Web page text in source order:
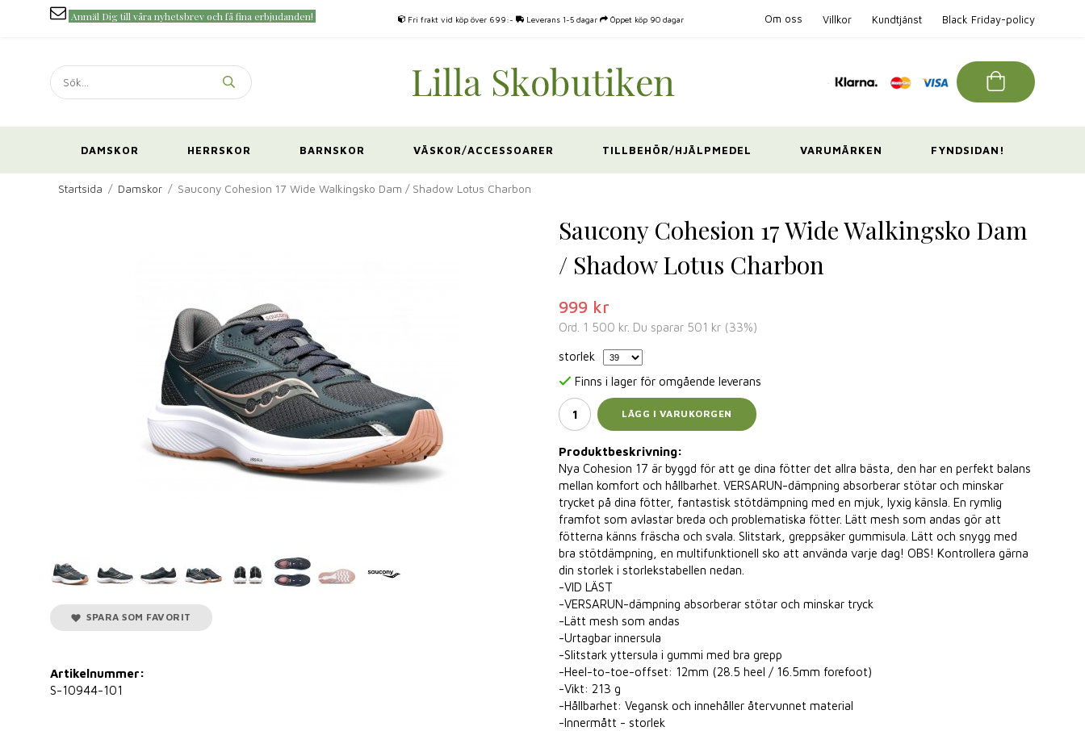
Anmäl Dig till våra nyhetsbrev och få fina erbjudanden! Fri frakt vid köp över 699:- Leverans 1-5 dagar Öppet köp 90 dagar Om oss Villkor Kundtjänst Black Friday-policy
DAMSKOR HERRSKOR BARNSKOR VÄSKOR/ACCESSOARER TILLBEHÖR/HJÄLPMEDEL VARUMÄRKEN FYNDSIDAN!
Startsida / Damskor / Saucony Cohesion 17 Wide Walkingsko Dam / Shadow Lotus Charbon
Saucony Cohesion 17 Wide Walkingsko Dam
/ Shadow Lotus Charbon
999 kr
Ord. 1 500 kr. Du sparar 501 kr (33%)
storlek
Finns i lager för omgående leverans
LÄGG I VARUKORGEN
Produktbeskrivning:
Nya Cohesion 17 är byggd för att ge dina fötter det allra bästa, den har en perfekt balans
mellan komfort och hållbarhet. VERSARUN-dämpning absorberar stötar och minskar
trycket på dina fötter, fantastisk stötdämpning med en mjuk, lyxig känsla. En rymlig
framfot som avlastar breda och problematiska fötter. Lätt mesh som andas gör att
fötterna känns fräscha och svala. Slitstark, greppsäker gummisula. Lätt och snygg med
bra stötdämpning, en multifunktionell sko att använda varje dag! OBS! Kontrollera gärna
din storlek i storlekstabellen nedan.
-VID LÄST
-VERSARUN-dämpning absorberar stötar och minskar tryck
-Lätt mesh som andas
-Urtagbar innersula
-Slitstark yttersula i gummi med bra grepp
-Heel-to-toe-offset: 12mm (28.5 heel / 16.5mm forefoot)
-Vikt: 213 g
-Hållbarhet: Vegansk och innehåller återvunnet material
-Innermått - storlek
SPARA SOM FAVORIT
Artikelnummer:
S-10944-101